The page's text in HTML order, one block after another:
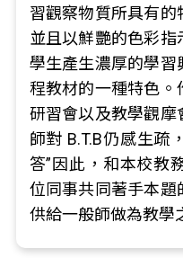
習觀察物質所具有的
並且以鮮艷的色彩
學生產生濃厚的學
程教材的一種特色。
研習會以及教學觀
師對 B.T.B仍感生疏
答”因此，和本校教
位同事共同著手本
供給一般師做為教學